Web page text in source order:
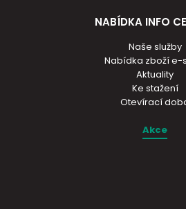
NABÍDKA INFO
Naše služby
Nabídka zboží e-
Aktuality
Ke stažení
Otevírací
Akce